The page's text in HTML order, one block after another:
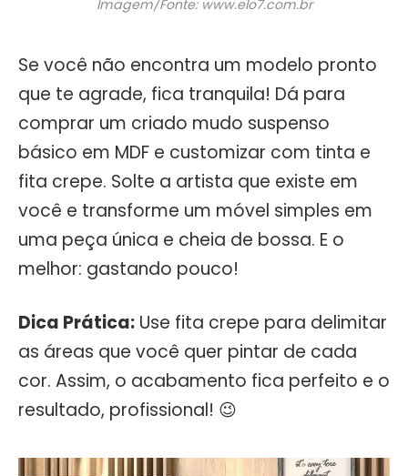
Imagem/Fonte: www.elo7.com.br
Se você não encontra um modelo pronto
que te agrade, fica tranquila! Dá para
comprar um criado mudo suspenso
básico em MDF e customizar com tinta e
fita crepe. Solte a artista que existe em
você e transforme um móvel simples em
uma peça única e cheia de bossa. E o
melhor: gastando pouco!
Dica Prática: Use fita crepe para delimitar
as áreas que você quer pintar de cada
cor. Assim, o acabamento fica perfeito e o
resultado, profissional! 😉